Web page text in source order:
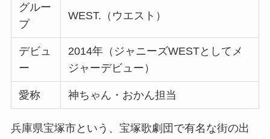
グルー
プ
WEST.（ウエスト）
デビュ
ー
2014年（ジャニーズWESTとしてメ
ジャーデビュー）
愛称 神ちゃん・おかん担当
兵庫県宝塚市という、宝塚歌劇団で有名な街の出